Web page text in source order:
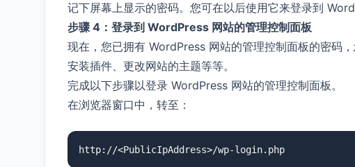
记下屏幕上显示的密码。您可在以后使用它来登录到
步骤 4：登录到 WordPress 网站的管理控制面板
现在，您已拥有 WordPress 网站的管理控制面板的密码
安装插件、更改网站的主题等等。
完成以下步骤以登录 WordPress 网站的管理控制面板。
在浏览器窗口中，转至：
http://<PublicIpAddress>/wp-login.php